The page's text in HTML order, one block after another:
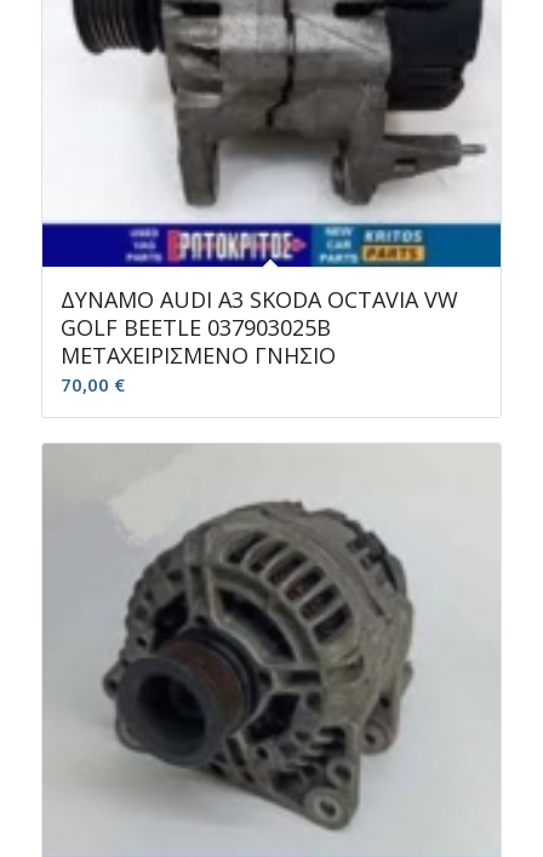
ΔΥΝΑΜΟ AUDI A3 SKODA OCTAVIA VW
GOLF BEETLE 037903025B
ΜΕΤΑΧΕΙΡΙΣΜΕΝΟ ΓΝΗΣΙΟ
70,00 €